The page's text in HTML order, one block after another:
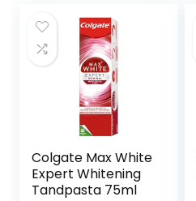
Colgate Max White
Expert Whitening
Tandpasta 75ml